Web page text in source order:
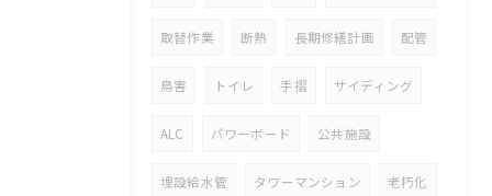
取替作業 断熱 長期修繕計画 配管
鳥害 トイレ 手摺 サイディング
ALC パワーボード 公共施設
埋設給水管 タワーマンション 老朽化